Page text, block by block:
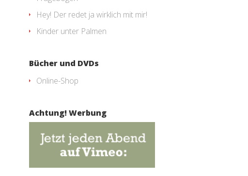
Hey! Der redet ja wirklich mit mir!
Kinder unter Palmen
Bücher und DVDs
Online-Shop
Achtung! Werbung